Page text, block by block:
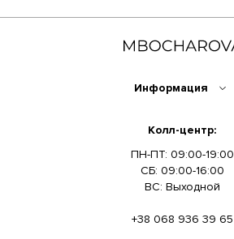
Информация
Колл-центр:
ПН-ПТ: 09:00-19:00
СБ: 09:00-16:00
ВС: Выходной
+38 068 936 39 65